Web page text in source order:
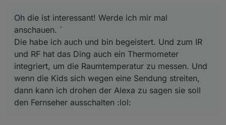
Oh die ist interessant! Werde ich mir mal
anschauen. `
Die habe ich auch und bin begeistert. Und zum IR
und RF hat das Ding auch ein Thermometer
integriert, um die Raumtemperatur zu messen. Und
wenn die Kids sich wegen eine Sendung streiten,
dann kann ich drohen der Alexa zu sagen sie soll
den Fernseher ausschalten :lol: